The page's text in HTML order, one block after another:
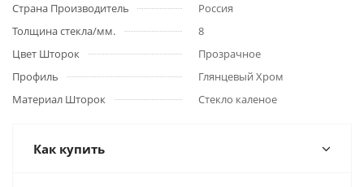
Страна Производитель
Россия
Толщина стекла/мм.
8
Цвет Шторок
Прозрачное
Профиль
Глянцевый Хром
Материал Шторок
Стекло каленое
Как купить